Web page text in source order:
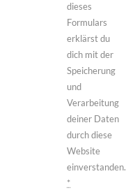
dieses
Formulars
erklärst du
dich mit der
Speicherung
und
Verarbeitung
deiner Daten
durch diese
Website
einverstanden.
*